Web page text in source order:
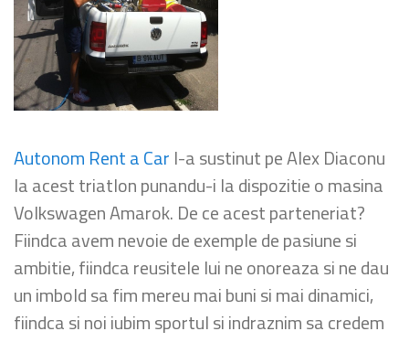
Autonom Rent a Car l-a sustinut pe Alex Diaconu
la acest triatlon punandu-i la dispozitie o masina
Volkswagen Amarok. De ce acest parteneriat?
Fiindca avem nevoie de exemple de pasiune si
ambitie, fiindca reusitele lui ne onoreaza si ne dau
un imbold sa fim mereu mai buni si mai dinamici,
fiindca si noi iubim sportul si indraznim sa credem